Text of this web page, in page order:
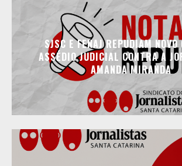
SJSC E FENAJ REPUDIAM NOVO
ASSÉDIO JUDICIAL CONTRA A
AMANDA MIRANDA